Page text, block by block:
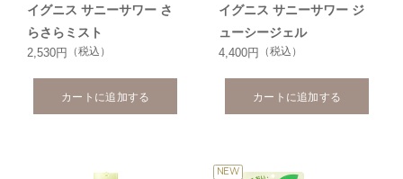
イグニス サニーサワー さ
らさらミスト
2,530円 （税込）
カートに追加する
イグニス サニーサワー ジ
ューシージェル
4,400円 （税込）
カートに追加する
NEW